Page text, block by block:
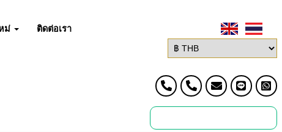
ม่ ติดต่อเรา